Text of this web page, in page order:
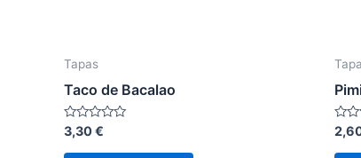
Tapas
Taco de Bacalao
Rated
0
out
3,30€
out